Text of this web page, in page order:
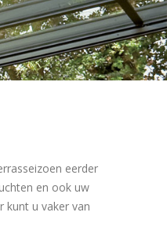
eerder
en ook uw
kunt u vaker van